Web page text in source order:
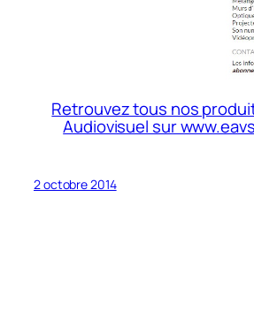
Retrouvez tous nos
Audiovisuel sur
2 octobre 2014